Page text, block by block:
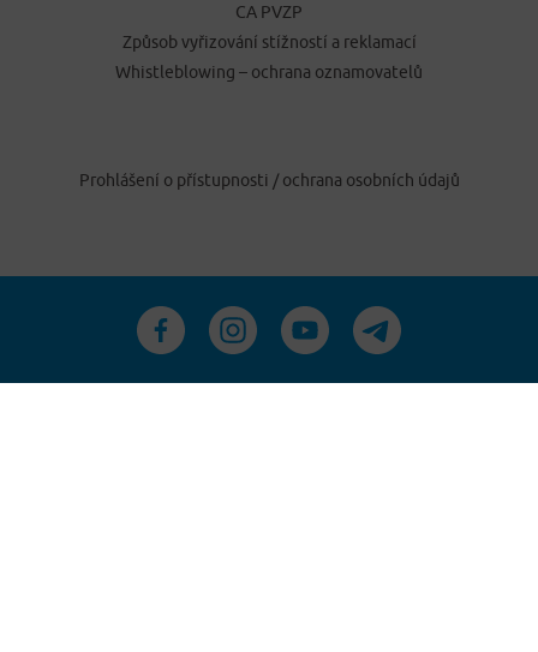
CA PVZP
Způsob vyřizování stížností a reklamací
Whistleblowing – ochrana oznamovatelů
Prohlášení o přístupnosti / ochrana osobních údajů